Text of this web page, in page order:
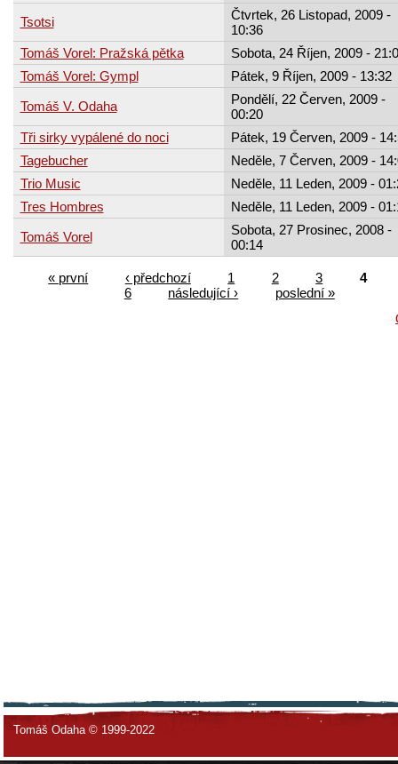
Tsotsi
Čtvrtek, 26 Listopad, 2009 -
10:36
Tomáš Vorel: Pražská pětka
Sobota, 24 Říjen, 2009 -
Tomáš Vorel: Gympl
Pátek, 9 Říjen, 2009 - 13:32
Tomáš V. Odaha
Pondělí, 22 Červen, 2009 -
00:20
Tři sirky vypálené do noci
Pátek, 19 Červen, 2009 -
Tagebucher
Neděle, 7 Červen, 2009 -
Trio Music
Neděle, 11 Leden, 2009 -
Tres Hombres
Neděle, 11 Leden, 2009 -
Tomáš Vorel
Sobota, 27 Prosinec, 2008 -
00:14
« první ‹ předchozí 1 2 3
4
6
následující ›
poslední »
Tomáš Odaha © 1999-2022